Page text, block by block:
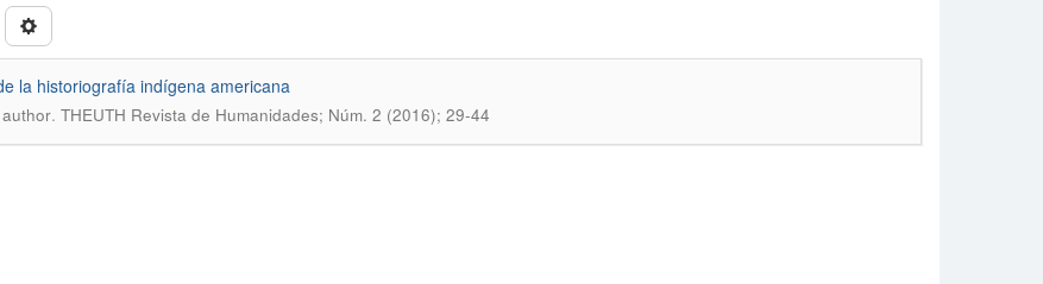
la historiografía indígena americana
. THEUTH Revista de Humanidades; Núm. 2 (2016); 29-44